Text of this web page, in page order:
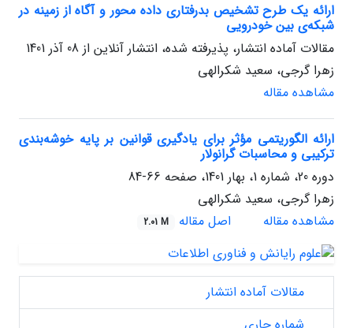
ارائه یک طرح تشخیص بدرفتاری داده محور و آگاه از زمینه در
شبکه‌ی بین خودرویی
مقالات آماده انتشار، پذیرفته شده، انتشار آنلاین از 08 آذر 1401
زهرا گرجی، سعید شکرالهی
مشاهده مقاله
ارائه‌ الگوریتمی مؤثر برای یادگیری قوانین بر پایه‌ خوشه‌بندی
ترکیبی و محاسبات گرانولار
دوره 20، شماره 1، بهار 1401، صفحه
66-84
زهرا گرجی، سعید شکرالهی
مشاهده مقاله
اصل مقاله 2.01 M
مقالات آماده انتشار